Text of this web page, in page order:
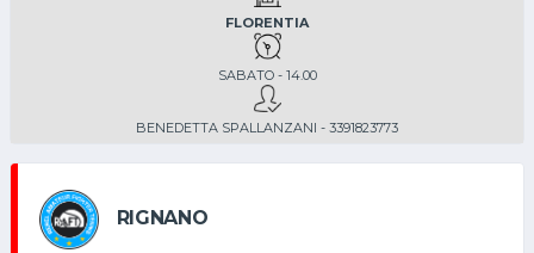
FLORENTIA
SABATO - 14.00
BENEDETTA SPALLANZANI - 3391823773
RIGNANO